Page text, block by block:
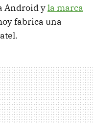
Android yla marca
fabrica una